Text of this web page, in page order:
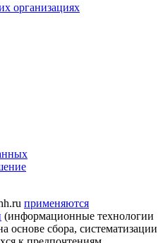
организациях
применяются
(информационные технологии
основе сбора, систематизации